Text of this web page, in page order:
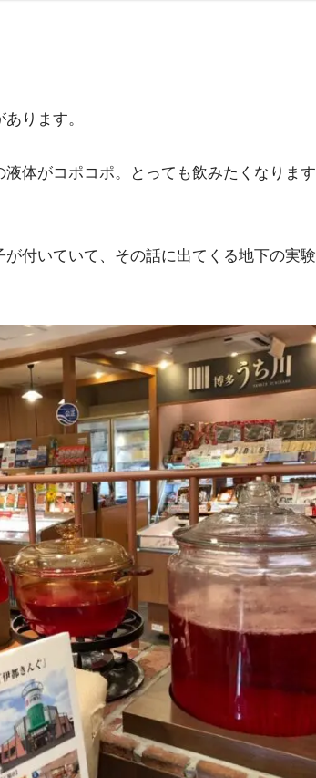
ります。
体がコポコポ。とっても飲みたくなります
が付いていて、その話に出てくる地下の実